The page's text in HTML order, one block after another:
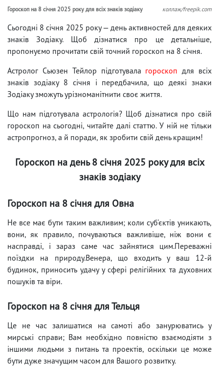
Гороскоп на 8 січня 2025 року для всіх знаків зодіаку коллаж/freepik.com
Сьогодні 8 січня 2025 року — день активностей для деяких
знаків Зодіаку. Щоб дізнатися про це детальніше,
пропонуємо прочитати свій точний гороскоп на 8 січня.
Астролог Сьюзен Тейлор підготувала гороскоп для всіх
знаків зодіаку 8 січня і передбачила, що деякі знаки
Зодіаку зможуть урізноманітнити своє життя.
Що нам підготувала астрологія? Щоб дізнатися про свій
гороскоп на сьогодні, читайте далі статтю. У ній не тільки
астропрогноз, а й поради, як зробити свій день кращим!
Гороскоп на день 8 січня 2025 року для всіх
знаків зодіаку
Гороскоп на 8 січня для Овна
Не все має бути таким важливим; коли суб'єктів уникають,
вони, як правило, почуваються важливіше, ніж вони є
насправді, і зараз саме час зайнятися цим.Переважні
поїздки на природу.Венера, що входить у ваш 12-й
будинок, приносить удачу у сфері релігійних та духовних
пошуків та віри.
Гороскоп на 8 січня для Тельця
Це не час залишатися на самоті або занурюватись у
мирські справи; Вам необхідно повністю взаємодіяти з
іншими людьми з питань та проектів, оскільки це може
бути дуже значущим часом для Вашого розвитку.